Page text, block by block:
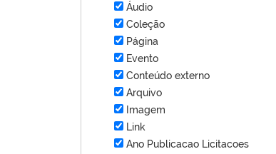
Áudio
Coleção
Página
Evento
Conteúdo externo
Arquivo
Imagem
Link
Ano Publicacao Licitacoes